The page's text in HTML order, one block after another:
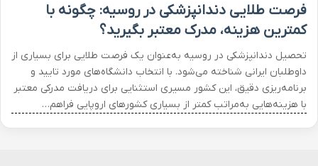
فرصت طلایی دندانپزشکی در روسیه: چگونه با
کمترین هزینه، مدرک معتبر بگیرید؟
تحصیل دندانپزشکی در روسیه به‌عنوان یک فرصت طلایی برای بسیاری از
داوطلبان ایرانی شناخته می‌شود. با انتخاب دانشگاه‌های مورد تایید و
برنامه‌ریزی دقیق، این کشور مسیری استثنایی برای دریافت مدرکی معتبر
با هزینه‌هایی به‌مراتب کمتر از بسیاری کشورهای اروپایی فراهم…